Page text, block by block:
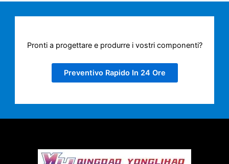
Pronti a progettare e produrre i vostri componenti?
Preventivo Rapido In 24 Ore